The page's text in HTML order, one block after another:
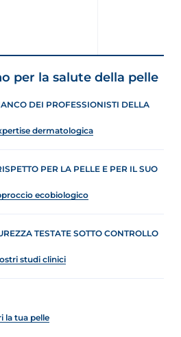
per la salute della pelle
DEI PROFESSIONISTI DELLA
dermatologica
PER LA PELLE E PER IL SUO
ecobiologico
TESTATE SOTTO CONTROLLO
studi clinici
la tua pelle